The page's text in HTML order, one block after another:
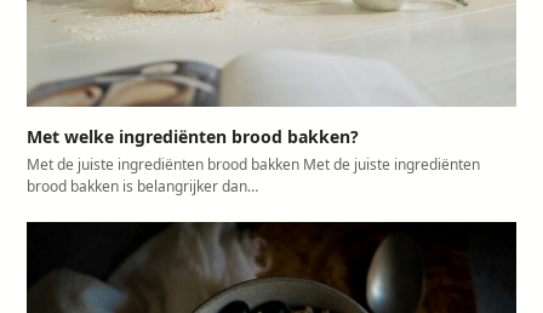
Met welke ingrediënten brood bakken?
Met de juiste ingrediënten brood bakken Met de juiste ingrediënten
brood bakken is belangrijker dan…